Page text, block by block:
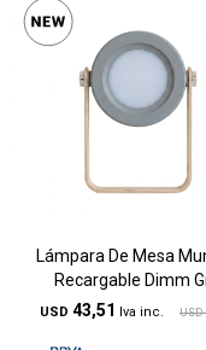
Lámpara De Mesa
Recargable Dimm
USD 43,51 USD